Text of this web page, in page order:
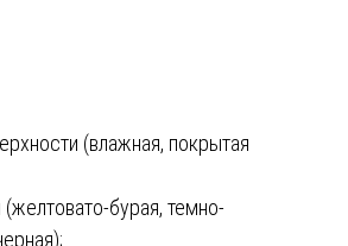
(влажная, покрытая
(желтовато-бурая, темно-